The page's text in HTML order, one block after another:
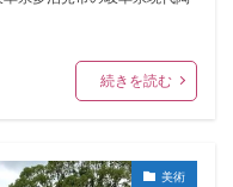
続きを読む
美術